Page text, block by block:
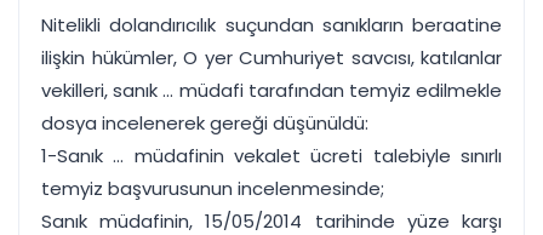
Nitelikli dolandırıcılık suçundan sanıkların beraatine
ilişkin hükümler, O yer Cumhuriyet savcısı, katılanlar
vekilleri, sanık ... müdafi tarafından temyiz edilmekle
dosya incelenerek gereği düşünüldü:
1-Sanık ... müdafinin vekalet ücreti talebiyle sınırlı
temyiz başvurusunun incelenmesinde;
Sanık müdafinin, 15/05/2014 tarihinde yüze karşı